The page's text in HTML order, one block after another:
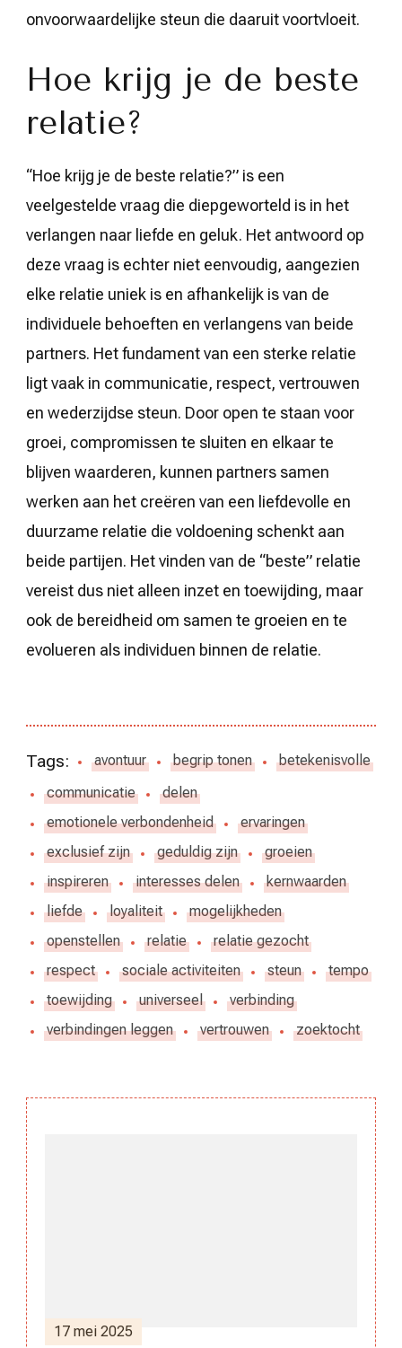
onvoorwaardelijke steun die daaruit voortvloeit.
Hoe krijg je de beste
relatie?
“Hoe krijg je de beste relatie?” is een
veelgestelde vraag die diepgeworteld is in het
verlangen naar liefde en geluk. Het antwoord op
deze vraag is echter niet eenvoudig, aangezien
elke relatie uniek is en afhankelijk is van de
individuele behoeften en verlangens van beide
partners. Het fundament van een sterke relatie
ligt vaak in communicatie, respect, vertrouwen
en wederzijdse steun. Door open te staan voor
groei, compromissen te sluiten en elkaar te
blijven waarderen, kunnen partners samen
werken aan het creëren van een liefdevolle en
duurzame relatie die voldoening schenkt aan
beide partijen. Het vinden van de “beste” relatie
vereist dus niet alleen inzet en toewijding, maar
ook de bereidheid om samen te groeien en te
evolueren als individuen binnen de relatie.
Tags: avontuur begrip tonen
betekenisvolle
communicatie
delen
emotionele verbondenheid
ervaringen
exclusief zijn
geduldig zijn
groeien
inspireren
interesses delen
kernwaarden
liefde
loyaliteit
mogelijkheden
openstellen
relatie
relatie gezocht
respect
sociale activiteiten steun
tempo
toewijding
universeel
verbinding
verbindingen leggen
vertrouwen zoektocht
17 mei 2025